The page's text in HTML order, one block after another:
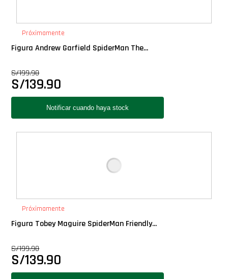
Próximamente
Figura Andrew Garfield SpiderMan The...
S/199.90
S/139.90
Próximamente
Figura Tobey Maguire SpiderMan Friendly...
S/199.90
S/139.90